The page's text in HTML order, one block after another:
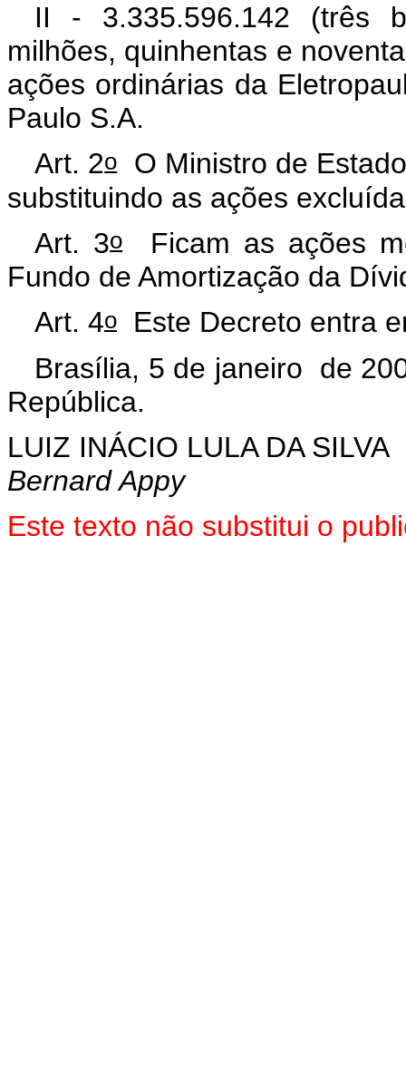
II - 3.335.596.142 (três
milhões, quinhentas e
ações ordinárias da
Paulo S.A.
Art. 2oO Ministro de
substituindo as ações
Art. 3oFicam as ações
Fundo de Amortização da
Art. 4o Este Decreto entra
Brasília, 5 de janeiro de
República.
LUIZ INÁCIO LULA DA SILVA
Bernard Appy
Este texto não substitui o